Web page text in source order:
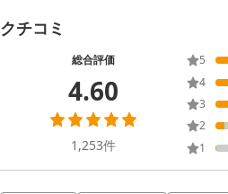
クチコミ
総合評価
4.60
1,253件
5
4
3
2
1